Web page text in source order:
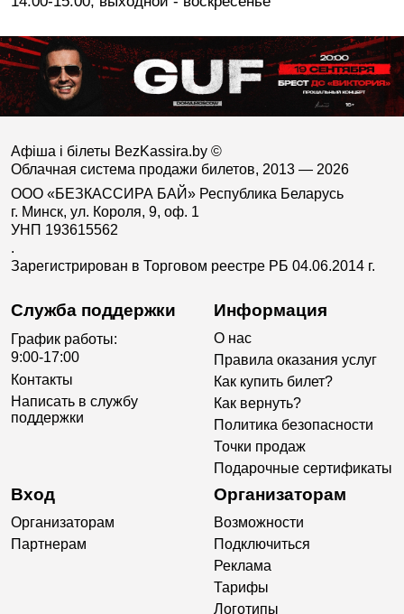
Афіша і білеты BezKassira.by ©
Облачная система продажи билетов, 2013 — 2026
ООО «БЕЗКАССИРА БАЙ» Республика Беларусь
г. Минск, ул. Короля, 9, оф. 1
УНП 193615562
.
Зарегистрирован в Торговом реестре РБ 04.06.2014 г.
Служба поддержки
График работы:
9:00-17:00
Контакты
Написать в службу
поддержки
Информация
О нас
Правила оказания услуг
Как купить билет?
Как вернуть?
Политика безопасности
Точки продаж
Подарочные сертификаты
Вход
Организаторам
Партнерам
Организаторам
Возможности
Подключиться
Реклама
Тарифы
Логотипы